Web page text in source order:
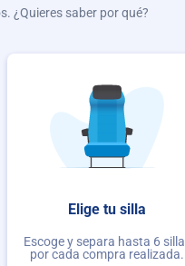
¿Quieres saber por qué?
Elige tu silla
Escoge y separa hasta 6
por cada compra realizada.